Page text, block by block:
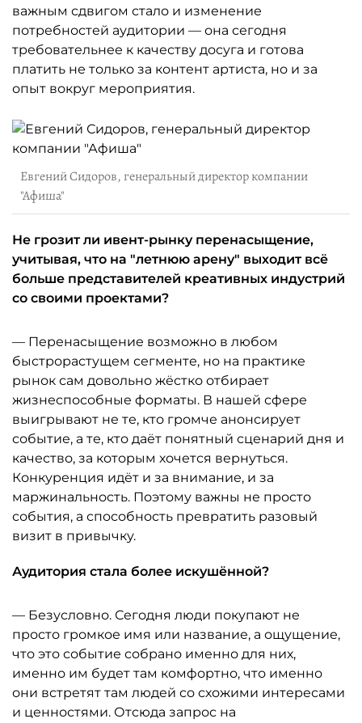
важным сдвигом стало и изменение
потребностей аудитории — она сегодня
требовательнее к качеству досуга и готова
платить не только за контент артиста, но и за
опыт вокруг мероприятия.
Евгений Сидоров, генеральный директор компании
"Афиша"
Не грозит ли ивент-рынку перенасыщение,
учитывая, что на "летнюю арену" выходит всё
больше представителей креативных индустрий
со своими проектами?
— Перенасыщение возможно в любом
быстрорастущем сегменте, но на практике
рынок сам довольно жёстко отбирает
жизнеспособные форматы. В нашей сфере
выигрывают не те, кто громче анонсирует
событие, а те, кто даёт понятный сценарий дня и
качество, за которым хочется вернуться.
Конкуренция идёт и за внимание, и за
маржинальность. Поэтому важны не просто
события, а способность превратить разовый
визит в привычку.
Аудитория стала более искушённой?
— Безусловно. Сегодня люди покупают не
просто громкое имя или название, а ощущение,
что это событие собрано именно для них,
именно им будет там комфортно, что именно
они встретят там людей со схожими интересами
и ценностями. Отсюда запрос на